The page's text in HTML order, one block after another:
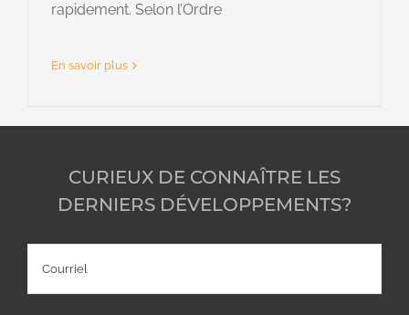
rapidement. Selon l’Ordre
En savoir plus
CURIEUX DE CONNAÎTRE LES
DERNIERS DÉVELOPPEMENTS?